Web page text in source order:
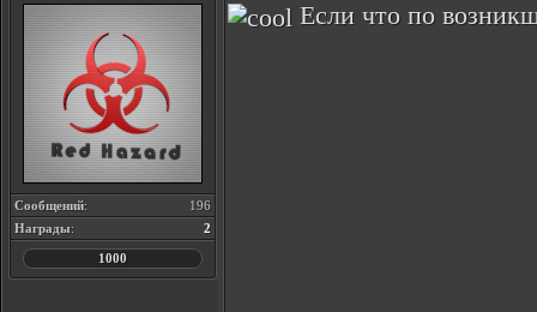
Сообщений:
196
Награды: 2
1000
Если что по